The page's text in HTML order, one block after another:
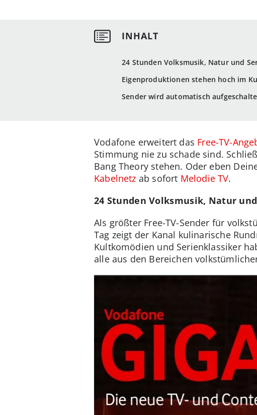
24 Stunden Volksmusik, Natur und
Eigenproduktionen stehen hoch im
Sender wird automatisch
Vodafone erweitert das Free-TV-
Stimmung nie zu schade sind.
Bang Theory stehen. Oder eben
Kabelnetz ab sofort Melodie TV.
24 Stunden Volksmusik, Natur
Als größter Free-TV-Sender für
Tag zeigt der Kanal kulinarische
Kultkomödien und Serienklassiker
alle aus den Bereichen